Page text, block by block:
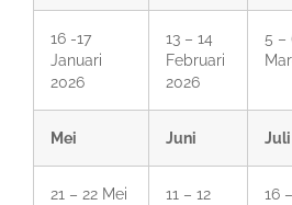
16 -17
Januari
2026
13 – 14
Februari
2026
5 –
Mei Juni Juli
21 – 22 Mei
11 – 12
16